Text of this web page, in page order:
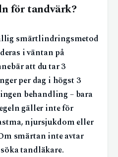
för tandvärk?
smärtlindringsmetod
i väntan på
att du tar 3
per dag i högst 3
behandling – bara
gäller inte för
njursjukdom eller
smärtan inte avtar
tandläkare.